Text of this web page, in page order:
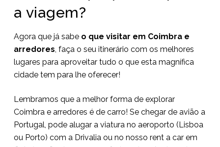
a viagem?
Agora que já sabe o que visitar em Coimbra e
arredores, faça o seu itinerário com os melhores
lugares para aproveitar tudo o que esta magnífica
cidade tem para lhe oferecer!
Lembramos que a melhor forma de explorar
Coimbra e arredores é de carro! Se chegar de avião a
Portugal, pode alugar a viatura no aeroporto (Lisboa
ou Porto) com a Drivalia ou no nosso rent a car em